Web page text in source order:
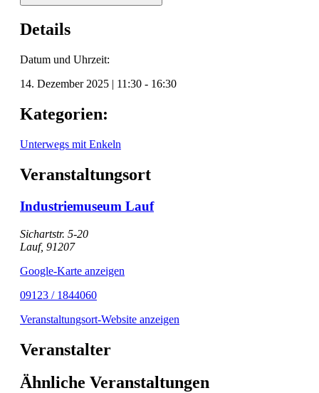
Details
Datum und Uhrzeit:
14. Dezember 2025 | 11:30 - 16:30
Kategorien:
Unterwegs mit Enkeln
Veranstaltungsort
Industriemuseum Lauf
Sichartstr. 5-20
Lauf, 91207
Google-Karte anzeigen
09123 / 1844060
Veranstaltungsort-Website anzeigen
Veranstalter
Ähnliche Veranstaltungen